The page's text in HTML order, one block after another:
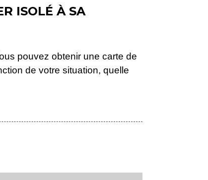
ISOLÉ À SA
pouvez obtenir une carte de
de votre situation, quelle